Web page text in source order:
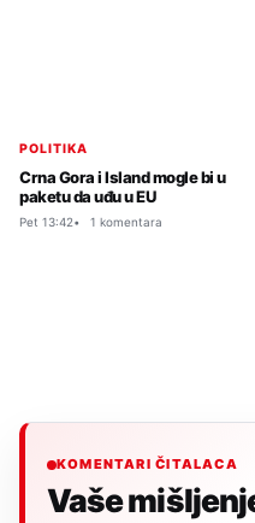
POLITIKA
Crna Gora i Island mogle bi u
paketu da uđu u EU
Pet 13:42 1 komentara
KOMENTARI ČITALACA
Vaše